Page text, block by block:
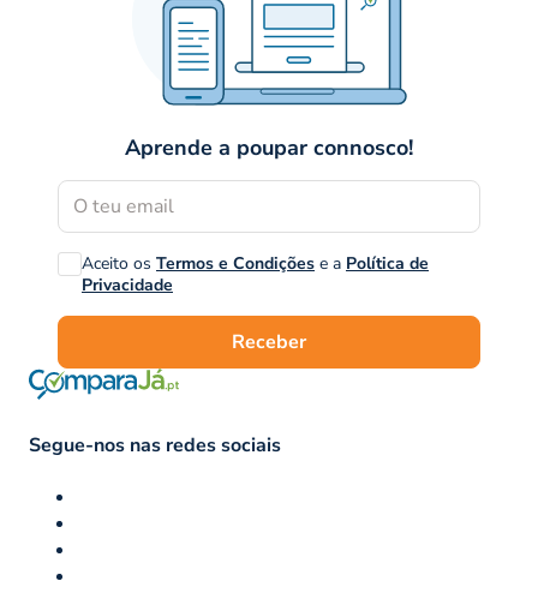
Aprende a poupar connosco!
Aceito os Termos e Condições e a Política de
Privacidade
Receber
Segue-nos nas redes sociais